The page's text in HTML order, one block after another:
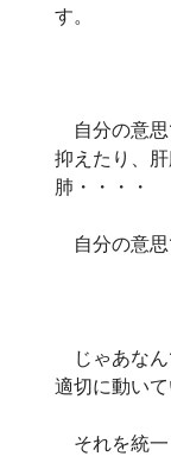
す。
自分の意思
抑えたり、
肺・・・・
自分の意思
じゃあなん
適切に動い
それを統一